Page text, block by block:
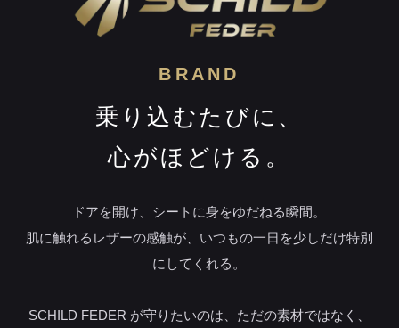
BRAND
乗り込むたびに、
心がほどける。
ドアを開け、シートに身をゆだねる瞬間。
肌に触れるレザーの感触が、いつもの一日を少しだけ特別
にしてくれる。
SCHILD FEDER が守りたいのは、ただの素材ではなく、